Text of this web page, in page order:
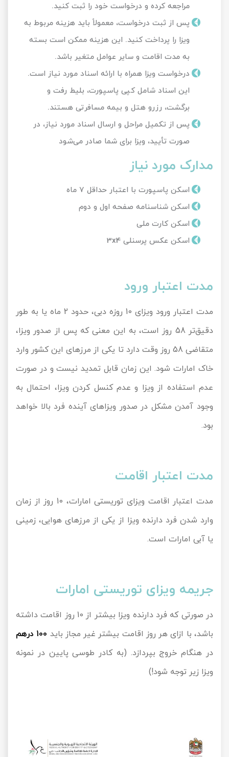
مراجعه کرده و درخواست خود را ثبت کنید.
پس از ثبت درخواست، معمولاً باید هزینه مربوط به
ویزا را پرداخت کنید. این هزینه ممکن است بسته
به مدت اقامت و سایر عوامل متغیر باشد.
درخواست ویزا همراه با ارائه اسناد مورد نیاز است.
این اسناد شامل کپی پاسپورت، بلیط رفت و
برگشت، رزرو هتل و بیمه مسافرتی هستند.
پس از تکمیل مراحل و ارسال اسناد مورد نیاز، در
صورت تأیید، ویزا برای شما صادر می‌شود
مدارک مورد نیاز
اسکن پاسپورت با اعتبار حداقل 7 ماه
اسکن شناسنامه صفحه اول و دوم
اسکن کارت ملی
اسکن عکس پرسنلی 3x4
مدت اعتبار ورود
مدت اعتبار ورود ویزای 10 روزه دبی، حدود 2 ماه یا به طور
دقیق‌تر 58 روز است، به این معنی که پس از صدور ویزا،
متقاضی 58 روز وقت دارد تا یکی از مرزهای این کشور وارد
خاک امارات شود. این زمان قابل تمدید نیست و در صورت
عدم استفاده از ویزا و عدم کنسل کردن ویزا، احتمال به
وجود آمدن مشکل در صدور ویزاهای آینده فرد بالا خواهد
بود.
مدت اعتبار اقامت
مدت اعتبار اقامت ویزای توریستی امارات، 10 روز از زمان
وارد شدن فرد دارنده ویزا از یکی از مرزهای هوایی، زمینی
یا آبی امارات است.
جریمه ویزای توریستی امارات
در صورتی که فرد دارنده ویزا بیشتر از 10 روز اقامت داشته
باشد، با ازای هر روز اقامت بیشتر غیر مجاز باید 100 درهم
در هنگام خروج بپردازد. (به کادر طوسی پایین در نمونه
ویزا زیر توجه شود!)